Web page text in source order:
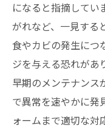
になると指摘してい
がれなど、一見する
食やカビの発生につ
ジを与える恐れがあ
早期のメンテナンス
で異常を速やかに発
ォームまで適切な対